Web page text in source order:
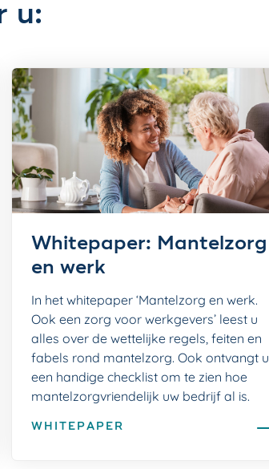
u:
Whitepaper: Mantelzorg
en werk
In het whitepaper ‘Mantelzorg en werk.
Ook een zorg voor werkgevers’ leest u
alles over de wettelijke regels, feiten en
fabels rond mantelzorg. Ook ontvangt u
een handige checklist om te zien hoe
mantelzorgvriendelijk uw bedrijf al is.
WHITEPAPER